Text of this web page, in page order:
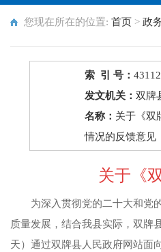
您现在所在的位置: 首页 > 政
索 引 号：
发文机关：双牌
名称： 关于《双
情况的反馈意见
关于《
为深入贯彻党的二十大和党
质量发展，结合我县实际，双牌
天）通过双牌县人民政府网站面